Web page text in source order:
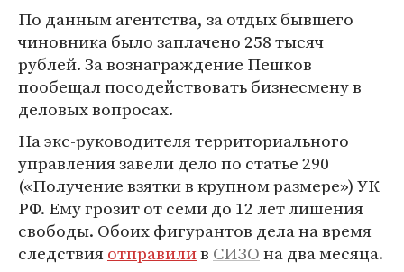
По данным агентства, за отдых бывшего
чиновника было заплачено 258 тысяч
рублей. За вознаграждение Пешков
пообещал посодействовать бизнесмену в
деловых вопросах.
На экс-руководителя территориального
управления завели дело по статье 290
(«Получение взятки в крупном размере») УК
РФ. Ему грозит от семи до 12 лет лишения
свободы. Обоих фигурантов дела на время
следствияотправилив СИЗОна два месяца.